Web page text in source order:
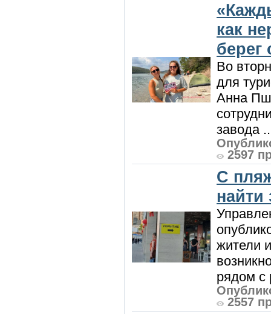
как
берег
Во
для
Анна
завода
2597
С
жители
рядом с
2557